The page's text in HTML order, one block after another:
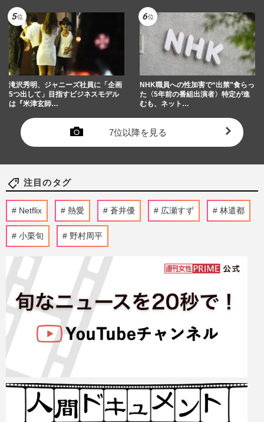
滝沢秀明、ジャニーズ社員に「企画
5つ出して」目指すビジネスモデル
は『米津玄師…
NHK職員への性加害で“出禁”食らっ
た〈5年前の番組出演者〉特定が進
むも、ネット…
7位以降を見る
注目のタグ
Netflix 熱愛 蒼井優 広瀬すず 林遣都
小栗旬 野村周平